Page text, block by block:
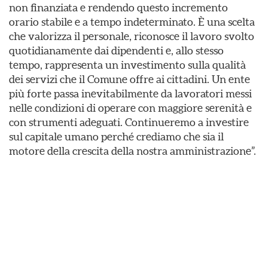
non finanziata e rendendo questo incremento
orario stabile e a tempo indeterminato. È una scelta
che valorizza il personale, riconosce il lavoro svolto
quotidianamente dai dipendenti e, allo stesso
tempo, rappresenta un investimento sulla qualità
dei servizi che il Comune offre ai cittadini. Un ente
più forte passa inevitabilmente da lavoratori messi
nelle condizioni di operare con maggiore serenità e
con strumenti adeguati. Continueremo a investire
sul capitale umano perché crediamo che sia il
motore della crescita della nostra amministrazione”.